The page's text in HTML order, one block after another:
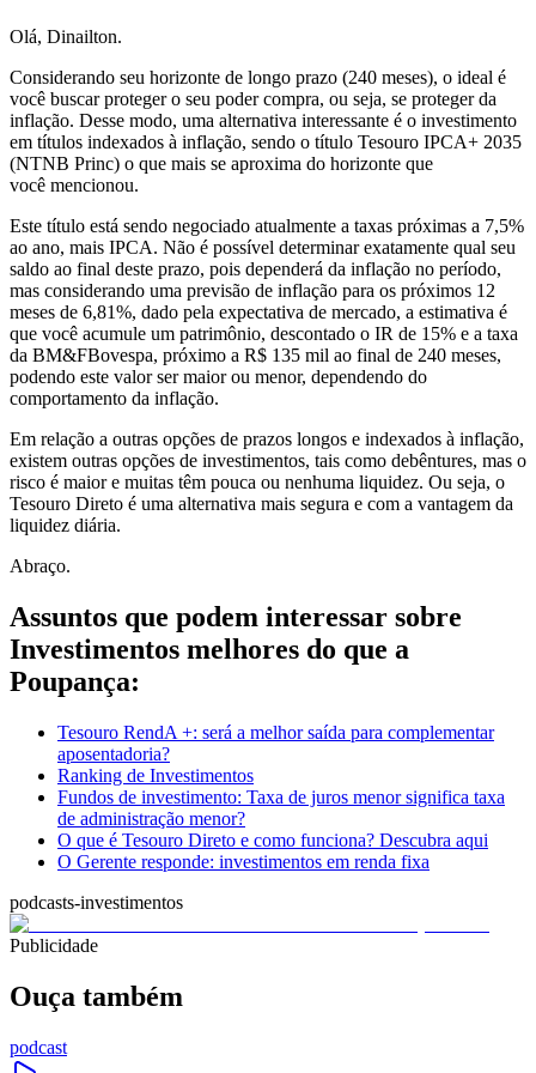
Olá, Dinailton.
Considerando seu horizonte de longo prazo (240 meses), o ideal é
você buscar proteger o seu poder compra, ou seja, se proteger da
inflação. Desse modo, uma alternativa interessante é o investimento
em títulos indexados à inflação, sendo o título Tesouro IPCA+ 2035
(NTNB Princ) o que mais se aproxima do horizonte que
você mencionou.
Este título está sendo negociado atualmente a taxas próximas a 7,5%
ao ano, mais IPCA. Não é possível determinar exatamente qual seu
saldo ao final deste prazo, pois dependerá da inflação no período,
mas considerando uma previsão de inflação para os próximos 12
meses de 6,81%, dado pela expectativa de mercado, a estimativa é
que você acumule um patrimônio, descontado o IR de 15% e a taxa
da BM&FBovespa, próximo a R$ 135 mil ao final de 240 meses,
podendo este valor ser maior ou menor, dependendo do
comportamento da inflação.
Em relação a outras opções de prazos longos e indexados à inflação,
existem outras opções de investimentos, tais como debêntures, mas o
risco é maior e muitas têm pouca ou nenhuma liquidez. Ou seja, o
Tesouro Direto é uma alternativa mais segura e com a vantagem da
liquidez diária.
Abraço.
Assuntos que podem interessar sobre
Investimentos melhores do que a
Poupança:
Tesouro RendA +: será a melhor saída para complementar
aposentadoria?
Ranking de Investimentos
Fundos de investimento: Taxa de juros menor significa taxa
de administração menor?
O que é Tesouro Direto e como funciona? Descubra aqui
O Gerente responde: investimentos em renda fixa
podcasts-investimentos
Publicidade
Ouça também
podcast